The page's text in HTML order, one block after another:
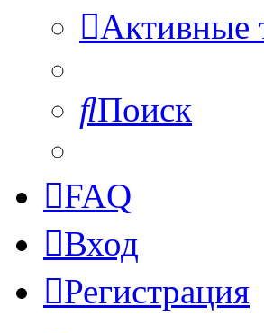
Активные
Поиск
FAQ
Вход
Регистрация